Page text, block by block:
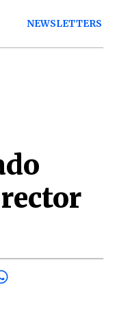
NEWSLETTERS